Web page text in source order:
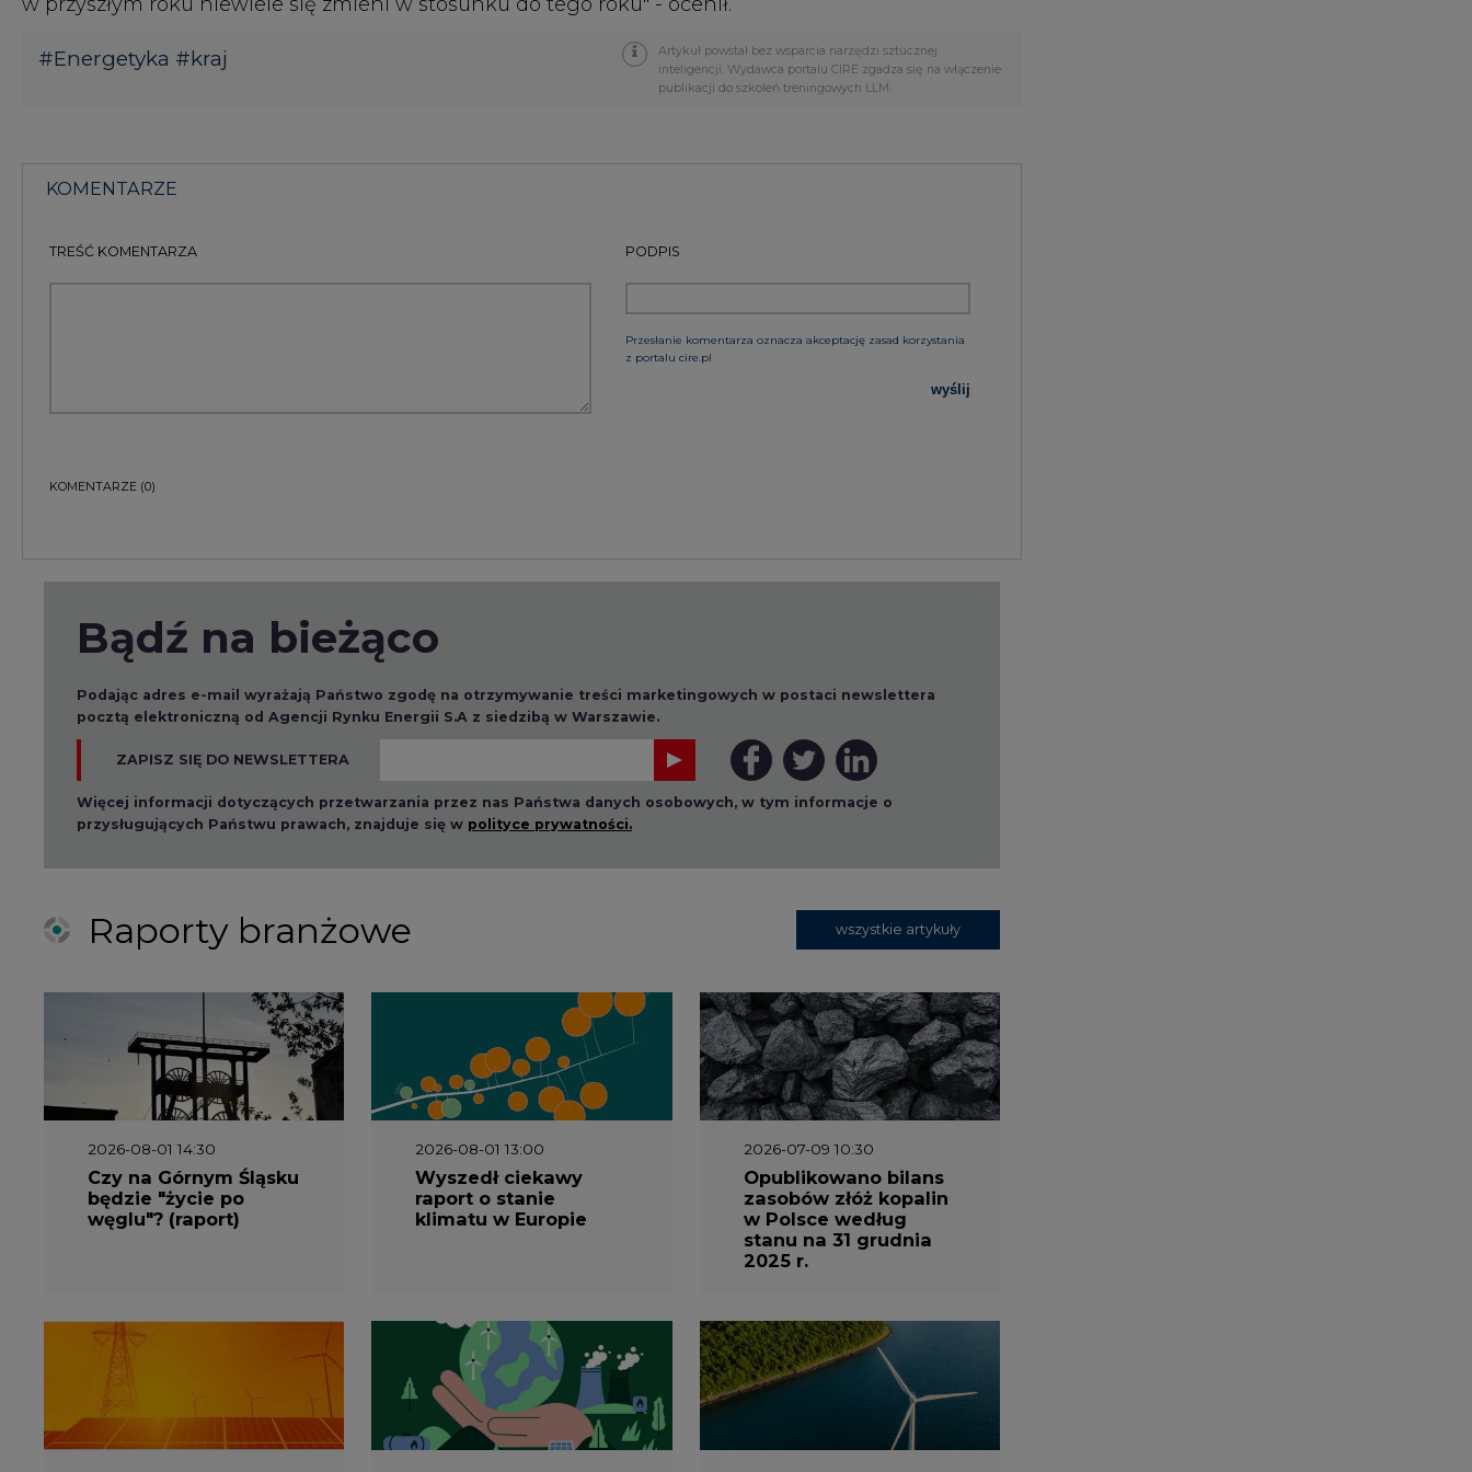
TREŚĆ KOMENTARZA
KOMENTARZE(0)
Bądź na bieżąco
pocztą elektroniczną od Agencji Rynku Energii S.A z siedzibą w Warszawie.
Raporty branżowe wszystkie artykuły
2026-08-01 14:30
Czy na Górnym Śląsku
2026-07-09 10:30
Opublikowano bilans
stanu na 31 grudnia
2025 r.
ratunek KSE"
ciepłownictwa
systemowego w
Polsce”
2026-05-23 15:00
Koszty transformacji
sprawdzamy wnioski
ekspertów